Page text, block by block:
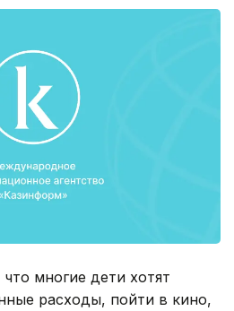
многие дети хотят
расходы, пойти в кино,